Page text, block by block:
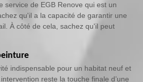
service de EGB Renove qui est un
qu'il a la capacité de garantir une
À côté de cela, sachez qu'il peut
indispensable pour un habitat neuf et
reste la touche finale d’une